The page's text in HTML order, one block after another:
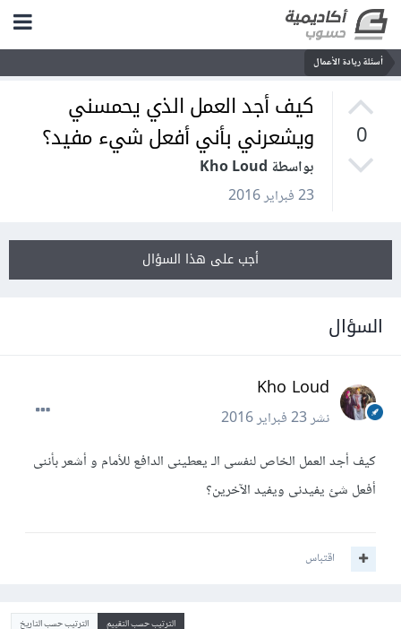
أسئلة ريادة الأعمال
0
كيف أجد العمل الذي يحمسني
ويشعرني بأني أفعل شيء مفيد؟
بواسطة Kho Loud
23 فبراير 2016
أجب على هذا السؤال
السؤال
Kho Loud
نشر23 فبراير 2016
كيف أجد العمل الخاص لنفسى الـ يعطينى الدافع للأمام و أشعر بأننى
أفعل شئ يفيدنى ويفيد الآخرين؟
اقتباس
الترتيب حسب التقييم الترتيب حسب التاريخ